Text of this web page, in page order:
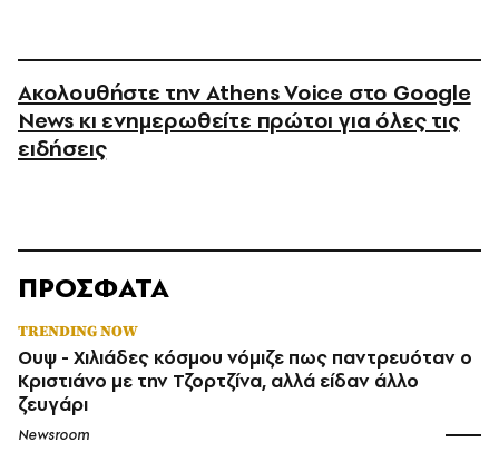
Ακολουθήστε την Athens Voice στο Google
News κι ενημερωθείτε πρώτοι για όλες τις
ειδήσεις
ΠΡΟΣΦΑΤΑ
TRENDING NOW
Ουψ - Χιλιάδες κόσμου νόμιζε πως παντρευόταν ο
Κριστιάνο με την Τζορτζίνα, αλλά είδαν άλλο
ζευγάρι
Newsroom